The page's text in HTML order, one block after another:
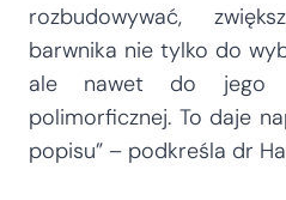
rozbudowywać,
barwnika nie tylko do
ale nawet do jego
polimorficznej. To daje
popisu” – podkreśla dr